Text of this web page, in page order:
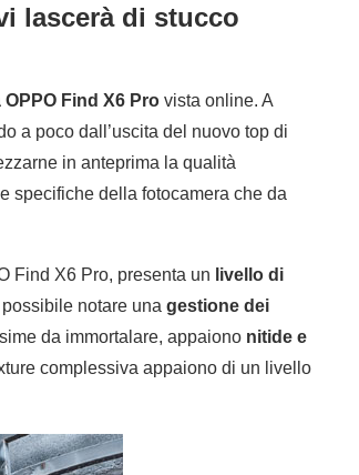
lascerà di stucco
Find X6 Pro vista online. A
a poco dall’uscita del nuovo top di
in anteprima la qualità
specifiche della fotocamera che da
Find X6 Pro, presenta un livello di
notare una gestione dei
da immortalare, appaiono nitide e
complessiva appaiono di un livello